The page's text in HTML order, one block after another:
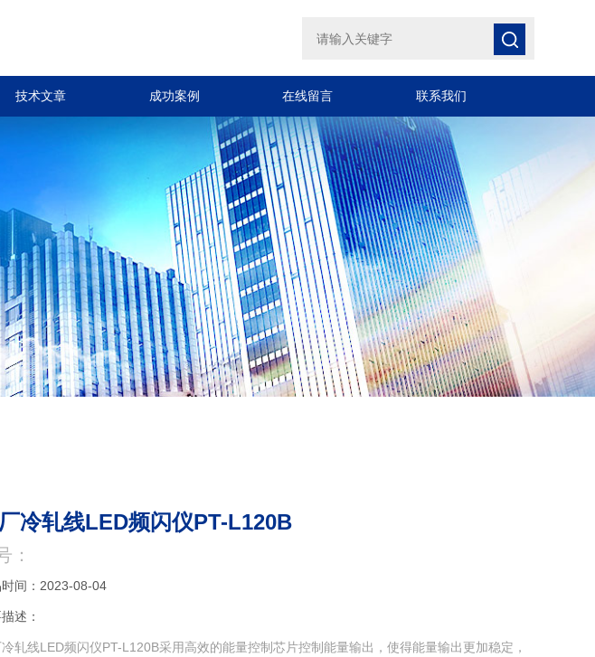
技术文章 成功案例 在线留言 联系我们
冷轧线LED频闪仪PT-L120B
：
时间：2023-08-04
述：
轧线LED频闪仪PT-L120B采用高效的能量控制芯片控制能量输出，使得能量输出更加稳定，